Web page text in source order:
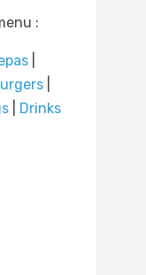
:
Drinks